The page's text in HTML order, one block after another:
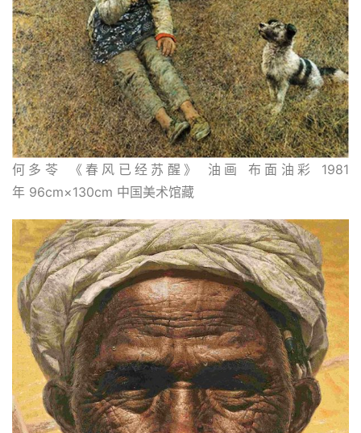
何多苓 《春风已经苏醒》 油画 布面油彩 1981
年 96cm×130cm 中国美术馆藏